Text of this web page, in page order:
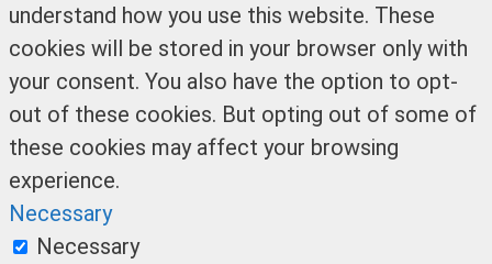
understand how you use this website. These
cookies will be stored in your browser only with
your consent. You also have the option to opt-
out of these cookies. But opting out of some of
these cookies may affect your browsing
experience.
Necessary
Necessary